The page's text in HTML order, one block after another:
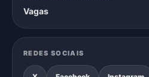
Vagas
REDES SOCIAIS